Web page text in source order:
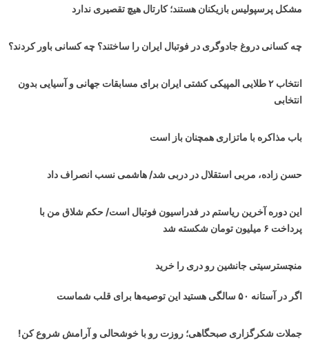
مشکل پرسپولیس بازیکنان هستند؛ کارتال هیچ تقصیری ندارد
چه کسانی دروغ جادوگری در فوتبال ایران را ساختند؟ چه کسانی باور کردند؟
انتخاب ۲ طلایی المپیکی کشتی ایران برای مسابقات جهانی و آسیایی بدون
انتخابی
باب مذاکره با ماتزاری همچنان باز است
حسن زاده، مربی استقلال در دربی شد/ هاشمی نسب انصراف داد
این دوره آخرین ریاستم در فدراسیون فوتبال است/ حکم شلاق من با
پرداخت ۶ میلیون تومان شکسته شد
منچسترسیتی جانشین رو دری را خرید
اگر در آستانه ۵۰ سالگی هستید این توصیه‌ها برای قلب شماست
جملات شکرگزاری صبحگاهی؛ روزت رو با خوشحالی و آرامش شروع کن!